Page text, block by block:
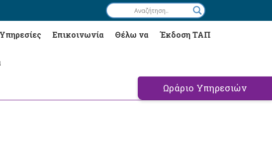
Υπηρεσίες Επικοινωνία Θέλω να Έκδοση ΤΑΠ
Ωράριο Υπηρεσιών